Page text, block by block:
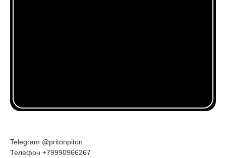
Telegram @pritonpiton
Телефон +79990966267